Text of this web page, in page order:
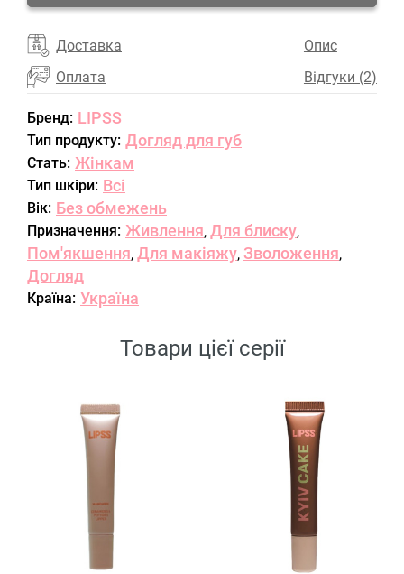
Доставка
Оплата
Опис
Відгуки (2)
Бренд: LIPSS
Тип продукту: Догляд для губ
Стать: Жінкам
Тип шкіри: Всі
Вік: Без обмежень
Призначення: Живлення, Для блиску,
Пом'якшення, Для макіяжу, Зволоження,
Догляд
Країна: Україна
Товари цієї серії